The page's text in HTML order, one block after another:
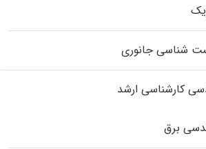
شناسی جانوری
کارشناسی ارشد
برق